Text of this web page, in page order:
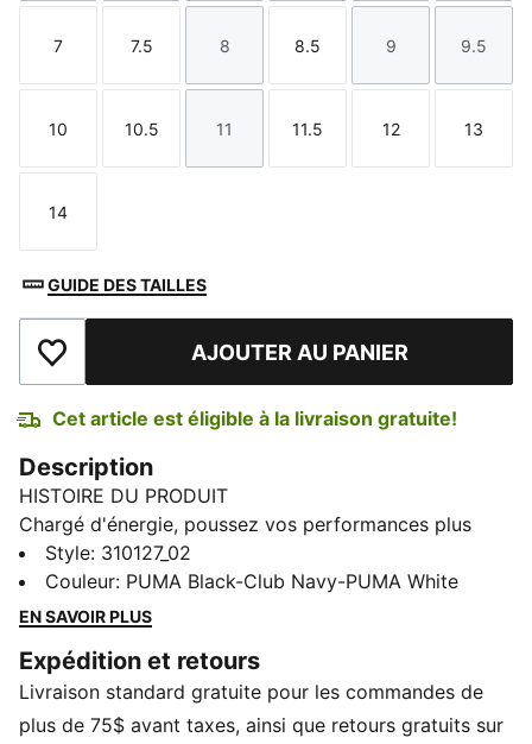
Taille
7
Taille
7.5
Taille
8
Taille
8.5
Taille
9
Taille
9.5
Taille
10
Taille
10.5
Taille
11
Taille
11.5
Taille
12
Taille
13
Taille
14
GUIDE DES TAILLES
Ajouter à la liste de souhaits
AJOUTER AU PANIER
Cet article est éligible à la livraison gratuite!
Description
HISTOIRE DU PRODUIT
Chargé d'énergie, poussez vos performances plus
loin. Les chaussures de course à pied SOFTRIDE
Symmetry Fuzion vous propulsent à des vitesses
inimaginables. Un soutien ciblé et une réponse
potentiel. Maintenant, lacez-les et libérez l'athlète en
vous. Rien ne vous retient.
CARACTÉRISTIQUES ET AVANTAGES
Style: 310127_02
Couleur: PUMA Black-Club Navy-PUMA White
EN SAVOIR PLUS
Expédition et retours
Livraison standard gratuite pour les commandes de
plus de 75$ avant taxes, ainsi que retours gratuits sur